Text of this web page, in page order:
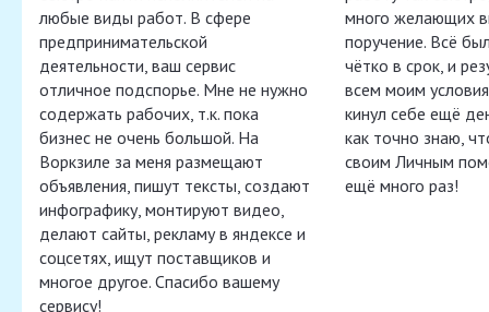
любые виды работ. В сфере
предпринимательской
деятельности, ваш сервис
отличное подспорье. Мне не нужно
содержать рабочих, т.к. пока
бизнес не очень большой. На
Воркзиле за меня размещают
объявления, пишут тексты, создают
инфографику, монтируют видео,
делают сайты, рекламу в яндексе и
соцсетях, ищут поставщиков и
многое другое. Спасибо вашему
сервису!
много желающих
поручение. Всё
чётко в срок, и
всем моим
кинул себе ещё
как точно знаю,
своим Личным
ещё много раз!